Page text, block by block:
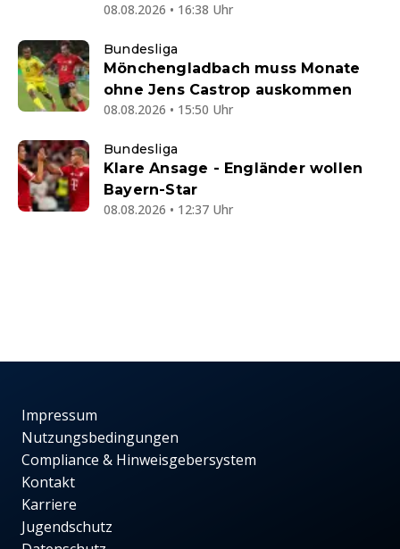
08.08.2026 • 16:38 Uhr
Bundesliga
Mönchengladbach muss Monate
ohne Jens Castrop auskommen
08.08.2026 • 15:50 Uhr
Bundesliga
Klare Ansage - Engländer wollen
Bayern-Star
08.08.2026 • 12:37 Uhr
Impressum
Nutzungsbedingungen
Compliance & Hinweisgebersystem
Kontakt
Karriere
Jugendschutz